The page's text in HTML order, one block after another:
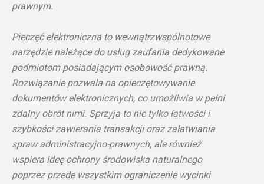
prawnym.
Pieczęć elektroniczna to wewnątrzwspólnotowe
narzędzie należące do usług zaufania dedykowane
podmiotom posiadającym osobowość prawną.
Rozwiązanie pozwala na opieczętowywanie
dokumentów elektronicznych, co umożliwia w pełni
zdalny obrót nimi. Sprzyja to nie tylko łatwości i
szybkości zawierania transakcji oraz załatwiania
spraw administracyjno-prawnych, ale również
wspiera ideę ochrony środowiska naturalnego
poprzez przede wszystkim ograniczenie wycinki